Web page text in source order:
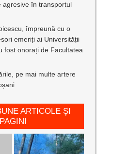
agresive în transportul
împreună cu o
emeriți ai Universității
fost onorați de Facultatea
pe mai multe artere
ARTICOLE ȘI
PAGINI